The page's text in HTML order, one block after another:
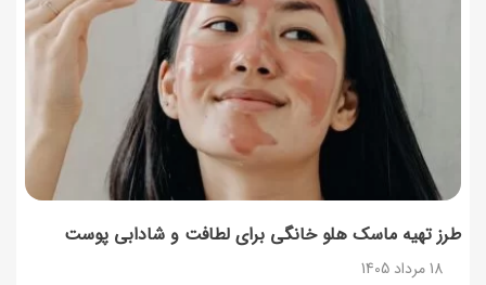
طرز تهیه ماسک هلو خانگی برای لطافت و شادابی پوست
18 مرداد 1405